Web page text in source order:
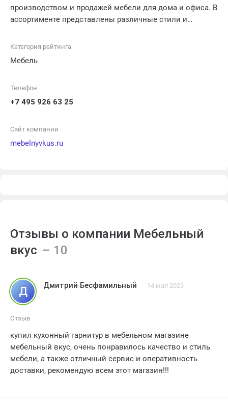
производством и продажей мебели для дома и офиса. В
ассортименте представлены различные стили и
гарантирует высокое качество продукции и
мебели. Кроме того, у Мебельного вкуса есть доставка
обустройства интерьера.
Категория рейтинга
Мебель
Телефон
+7 495 926 63 25
Сайт компании
mebelnyvkus.ru
Отзывы о компании Мебельный
вкус
Д Дмитрий Бесфамильный 14 мая 2023
Отзыв
купил кухонный гарнитур в мебельном магазине
мебельный вкус, очень понравилось качество и стиль
мебели, а также отличный сервис и оперативность
доставки, рекомендую всем этот магазин!!!